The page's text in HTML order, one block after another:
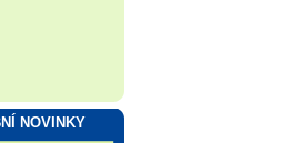
NOVINKY